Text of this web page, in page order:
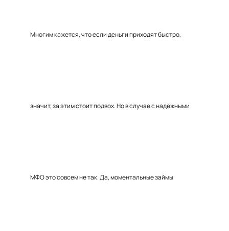
Многим кажется, что если деньги приходят быстро,
значит, за этим стоит подвох. Но в случае с надёжными
МФО это совсем не так. Да, моментальные займы